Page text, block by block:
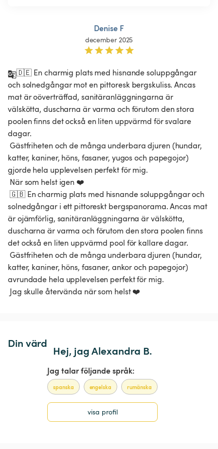
Denise F
december 2025
🇩🇪 En charmig plats med hisnande soluppgångar
och solnedgångar mot en pittoresk bergskuliss. Ancas
mat är oöverträffad, sanitäranläggningarna är
välskötta, duscharna är varma och förutom den stora
poolen finns det också en liten uppvärmd för svalare
dagar.
katter, kaniner, höns, fasaner, yugos och papegojor)
gjorde hela upplevelsen perfekt för mig.
solnedgångar i ett pittoreskt bergspanorama. Ancas mat
är ojämförlig, sanitäranläggningarna är välskötta,
duscharna är varma och förutom den stora poolen finns
det också en liten uppvärmd pool för kallare dagar.
katter, kaniner, höns, fasaner, ankor och papegojor)
avrundade hela upplevelsen perfekt för mig.
Jag skulle återvända när som helst ❤️
Din värd
Hej, jag Alexandra B.
Jag talar följande språk:
spanska engelska rumänska
visa profil